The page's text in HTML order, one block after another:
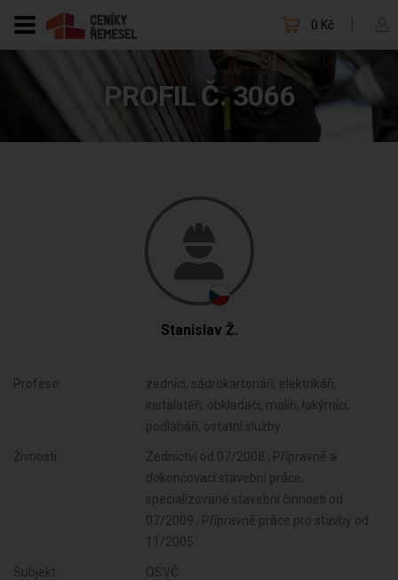
0 Kč
PROFIL Č. 3066
Stanislav Ž.
Profese:
zedníci, sádrokartonáři, elektrikáři,
instalatéři, obkladači, malíři, lakýrníci,
podlaháři, ostatní služby
Živnosti:
Zednictví od 07/2008 , Přípravné a
dokončovací stavební práce,
specializované stavební činnosti od
07/2009 , Přípravné práce pro stavby od
11/2005
Subjekt: OSVČ